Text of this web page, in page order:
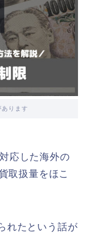
あります
応した海外の
取扱量をほこ
れたという話が